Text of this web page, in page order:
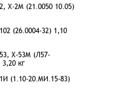
Х-2М (21.0050 10.05)
(26.0004-32) 1,10
Х-53М (Л57-
3,20 кг
(1.10-20.МИ.15-83)